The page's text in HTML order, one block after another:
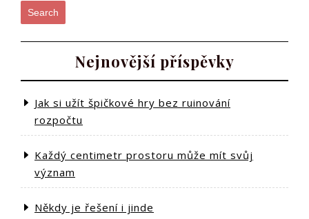
Search
Nejnovější příspěvky
Jak si užít špičkové hry bez ruinování
rozpočtu
Každý centimetr prostoru může mít svůj
význam
Někdy je řešení i jinde